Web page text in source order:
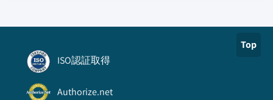
Top
ISO認証取得
Authorize.net